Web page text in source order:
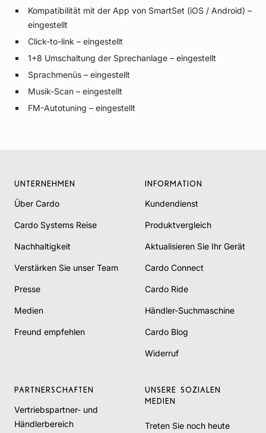
Kompatibilität mit der App von SmartSet (iOS / Android) –
eingestellt
Click-to-link – eingestellt
1+8 Umschaltung der Sprechanlage – eingestellt
Sprachmenüs – eingestellt
Musik-Scan – eingestellt
FM-Autotuning – eingestellt
UNTERNEHMEN
Über Cardo
Cardo Systems Reise
Nachhaltigkeit
Verstärken Sie unser Team
Presse
Medien
Freund empfehlen
INFORMATION
Kundendienst
Produktvergleich
Aktualisieren Sie Ihr Gerät
Cardo Connect
Cardo Ride
Händler-Suchmaschine
Cardo Blog
Widerruf
PARTNERSCHAFTEN
Vertriebspartner- und
Händlerbereich
UNSERE SOZIALEN
MEDIEN
Treten Sie noch heute